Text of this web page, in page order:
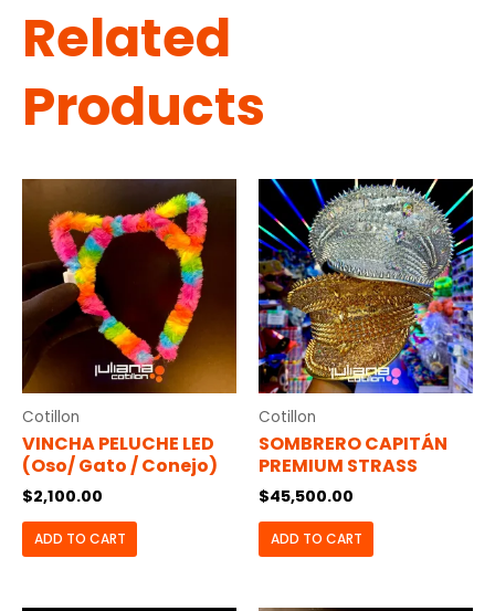
Related
Products
Cotillon
VINCHA PELUCHE LED
(oso/ Gato / Conejo)
$2,100.00
ADD TO CART
Cotillon
SOMBRERO CAPITÁN
PREMIUM STRASS
$45,500.00
ADD TO CART